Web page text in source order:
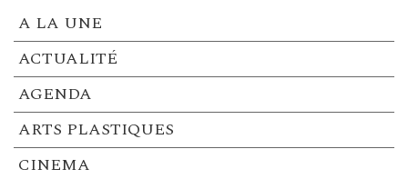
A LA UNE
ACTUALITÉ
AGENDA
ARTS PLASTIQUES
CINEMA